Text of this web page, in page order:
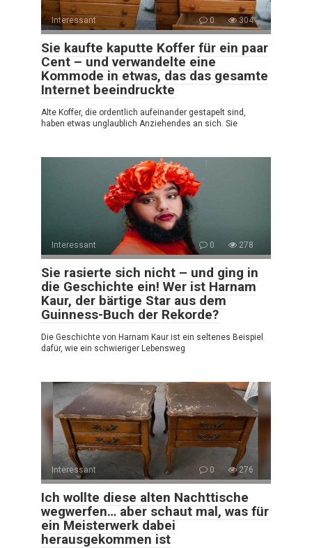
Interessant 0 304
Sie kaufte kaputte Koffer für ein paar
Cent – und verwandelte eine
Kommode in etwas, das das gesamte
Internet beeindruckte
Alte Koffer, die ordentlich aufeinander gestapelt sind,
haben etwas unglaublich Anziehendes an sich. Sie
Interessant 0 278
Sie rasierte sich nicht – und ging in
die Geschichte ein! Wer ist Harnam
Kaur, der bärtige Star aus dem
Guinness-Buch der Rekorde?
Die Geschichte von Harnam Kaur ist ein seltenes Beispiel
dafür, wie ein schwieriger Lebensweg
Interessant 0 276
Ich wollte diese alten Nachttische
wegwerfen… aber schaut mal, was für
ein Meisterwerk dabei
herausgekommen ist